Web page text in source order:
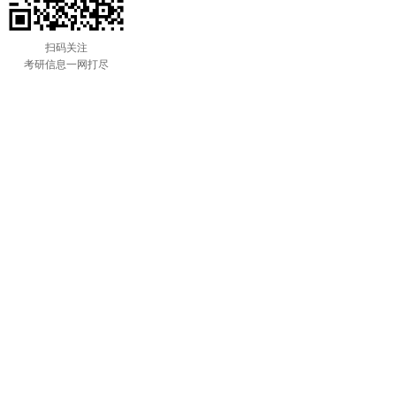
扫码关注
考研信息一网打尽